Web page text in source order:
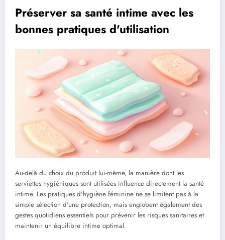
Préserver sa santé intime avec les
bonnes pratiques d'utilisation
Au-delà du choix du produit lui-même, la manière dont les
serviettes hygiéniques sont utilisées influence directement la santé
intime. Les pratiques d'hygiène féminine ne se limitent pas à la
simple sélection d'une protection, mais englobent également des
gestes quotidiens essentiels pour prévenir les risques sanitaires et
maintenir un équilibre intime optimal.